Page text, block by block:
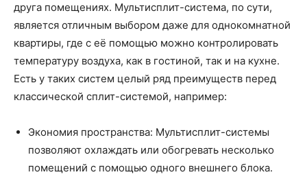
друга помещениях. Мультисплит-система, по сути,
является отличным выбором даже для однокомнатной
квартиры, где с её помощью можно контролировать
температуру воздуха, как в гостиной, так и на кухне.
Есть у таких систем целый ряд преимуществ перед
классической сплит-системой, например:
Экономия пространства: Мультисплит-системы
позволяют охлаждать или обогревать несколько
помещений с помощью одного внешнего блока.